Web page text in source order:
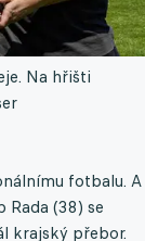
Na hřišti
fotbalu. A
Rada (38) se
krajský přebor.